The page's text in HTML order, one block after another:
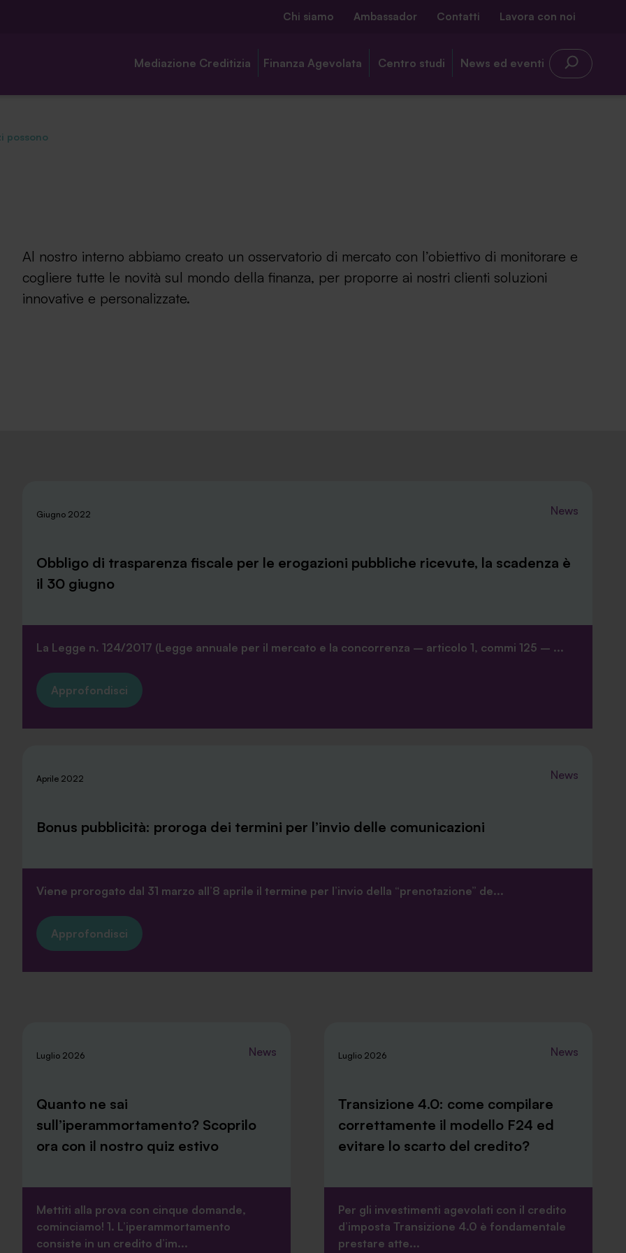
Contatti
Lavora con noi
Chi siamo Ambassador Contatti Lavora con noi
Mediazione Creditizia Finanza Agevolata Centro studi News ed eventi
possono
Al nostro interno abbiamo creato un osservatorio di mercato con l’obiettivo di monitorare e
cogliere tutte le novità sul mondo della finanza, per proporre ai nostri clienti soluzioni
innovative e personalizzate.
Giugno 2022 News
Obbligo di trasparenza fiscale per le erogazioni pubbliche ricevute, la scadenza è
il 30 giugno
La Legge n. 124/2017 (Legge annuale per il mercato e la concorrenza – articolo 1, commi 125 – ...
Approfondisci
Aprile 2022 News
Bonus pubblicità: proroga dei termini per l’invio delle comunicazioni
Viene prorogato dal 31 marzo all’8 aprile il termine per l’invio della “prenotazione” de...
Approfondisci
Luglio 2026 News
Quanto ne sai
sull’iperammortamento? Scoprilo
ora con il nostro quiz estivo
Mettiti alla prova con cinque domande,
cominciamo! 1. L’iperammortamento
consiste in un credito d’im...
Luglio 2026 News
Transizione 4.0: come compilare
correttamente il modello F24 ed
evitare lo scarto del credito?
Per gli investimenti agevolati con il credito
d’imposta Transizione 4.0 è fondamentale
prestare atte...